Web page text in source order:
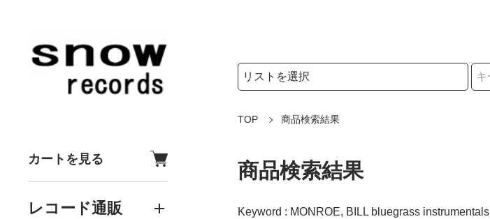
カートを見る
レコード通販
検索リストの選択
TOP 商品検索結果
商品検索結果
Keyword : MONROE, BILL bluegrass instrumentals